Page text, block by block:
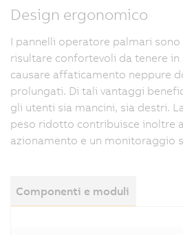
Design ergonomico
I pannelli operatore palmari
risultare confortevoli da tenere in
causare affaticamento neppure
prolungati. Di tali vantaggi
gli utenti sia mancini, sia destri.
peso ridotto contribuisce inoltre
azionamento e un monitoraggio
Componenti e moduli